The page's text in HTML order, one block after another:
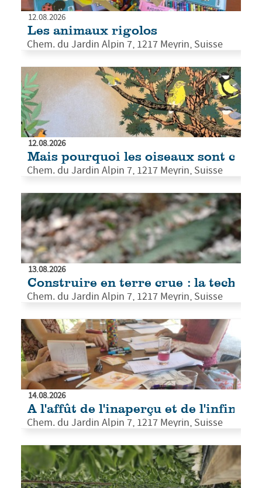
Les animaux rigolos
Chem. du Jardin Alpin 7, 1217 Meyrin, Suisse
12.08.2026
Mais pourquoi les oiseaux sont
Chem. du Jardin Alpin 7, 1217 Meyrin, Suisse
12.08.2026
Construire en terre crue : la
Chem. du Jardin Alpin 7, 1217 Meyrin, Suisse
13.08.2026
A l'affût de l'inaperçu et de
Chem. du Jardin Alpin 7, 1217 Meyrin, Suisse
14.08.2026